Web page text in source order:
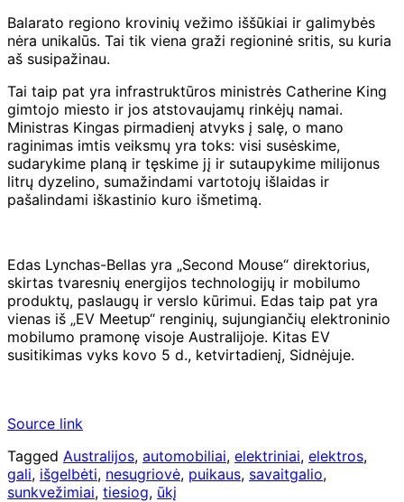
Balarato regiono krovinių vežimo iššūkiai ir galimybės
nėra unikalūs. Tai tik viena graži regioninė sritis, su kuria
aš susipažinau.
Tai taip pat yra infrastruktūros ministrės Catherine King
gimtojo miesto ir jos atstovaujamų rinkėjų namai.
Ministras Kingas pirmadienį atvyks į salę, o mano
raginimas imtis veiksmų yra toks: visi susėskime,
sudarykime planą ir tęskime jį ir sutaupykime milijonus
litrų dyzelino, sumažindami vartotojų išlaidas ir
pašalindami iškastinio kuro išmetimą.
Edas Lynchas-Bellas yra „Second Mouse“ direktorius,
skirtas tvaresnių energijos technologijų ir mobilumo
produktų, paslaugų ir verslo kūrimui. Edas taip pat yra
vienas iš „EV Meetup“ renginių, sujungiančių elektroninio
mobilumo pramonę visoje Australijoje. Kitas EV
susitikimas vyks kovo 5 d., ketvirtadienį, Sidnėjuje.
Source link
Tagged Australijos, automobiliai, elektriniai, elektros,
gali, išgelbėti, nesugriovė, puikaus, savaitgalio,
sunkvežimiai, tiesiog, ūkį